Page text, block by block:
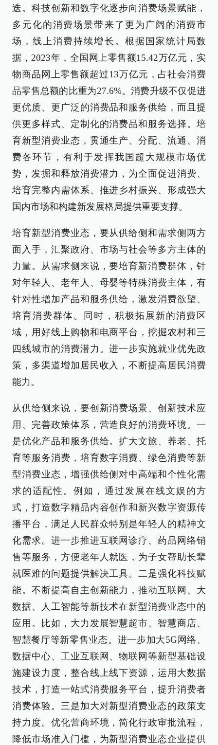
迭。科技创新和数字化逐步向消费场景赋能，
多元化的消费场景带来了更为广阔的消费市
场，线上消费持续增长。根据国家统计局数
据，2023年，全国网上零售额15.42万亿元，实
物商品网上零售额超过13万亿元，占社会消费
品零售总额的比重为27.6%。消费升级不仅促进
更优质、更广泛的消费品和服务供给，而且提
供更多样式、定制化的消费品和服务选择。培
育新型消费业态，贯通生产、分配、流通、消
费各环节，有利于发挥我国超大规模市场优
势，发掘和释放消费潜力，为全面促进消费、
培育完整内需体系、推进乡村振兴、形成强大
国内市场和构建新发展格局提供重要支撑。
培育新型消费业态，要从供给侧和需求侧两方
面入手，汇聚政府、市场与社会等多方主体的
力量。从需求侧来说，要培育新消费群体，针
对年轻人、老年人、母婴等特殊消费主体，有
针对性增加产品和服务供给，激发消费欲望、
培育消费群体。同时，积极拓展新的消费区
域，用好线上购物和电商平台，挖掘农村和三
四线城市的消费潜力。进一步实施就业优先政
策，多渠道增加居民收入，不断提高居民消费
能力。
从供给侧来说，要创新消费场景、创新技术应
用、完善政策体系，营造良好的消费环境。一
是优化产品和服务供给。扩大文旅、养老、托
育等服务消费，培育数字消费、绿色消费等新
型消费业态，增强供给侧对中高端和个性化需
求的适配性。例如，通过发展在线文娱的方
式，打造数字精品内容创作和新兴数字资源传
播平台，满足人民群众特别是年轻人的精神文
化需求。进一步推进互联网诊疗、药品网络销
售等服务，方便老年人就医，为子女帮助长辈
就医难的问题提供解决工具。二是强化科技赋
能。不断提高自主创新能力，推动互联网、大
数据、人工智能等新技术在新型消费业态中的
应用。比如，大力发展智慧超市、智慧商店、
智慧餐厅等新零售业态。进一步加大5G网络、
数据中心、工业互联网、物联网等新型基础设
施建设力度，整合线上线下资源，运用大数据
技术，打造一站式消费服务平台，提升消费者
消费体验。三是加大对新型消费业态的政策支
持力度。优化营商环境，简化行政审批流程，
降低市场准入门槛，为新型消费业态企业提供